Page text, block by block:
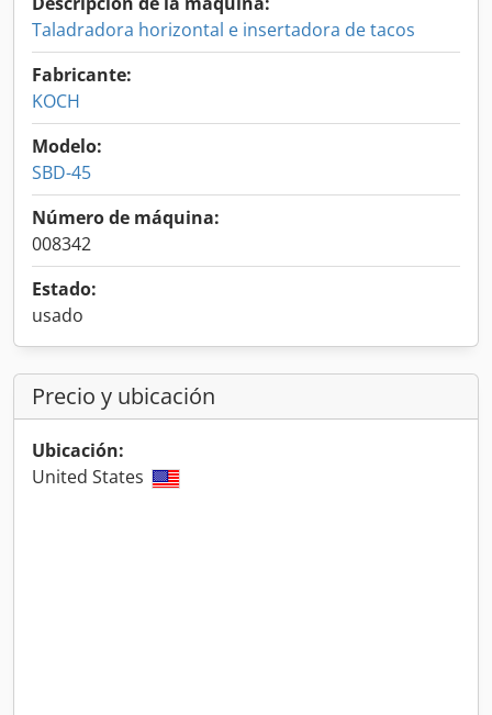
Taladradora horizontal e insertadora de tacos
Fabricante:
KOCH
Modelo:
SBD-45
Número de máquina:
008342
Estado:
usado
Precio y ubicación
Ubicación:
United States